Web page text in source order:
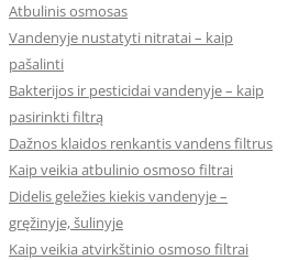
Atbulinis osmosas
Vandenyje nustatyti nitratai – kaip
pašalinti
Bakterijos ir pesticidai vandenyje – kaip
pasirinkti filtrą
Dažnos klaidos renkantis vandens filtrus
Kaip veikia atbulinio osmoso filtrai
Didelis geležies kiekis vandenyje –
gręžinyje, šulinyje
Kaip veikia atvirkštinio osmoso filtrai